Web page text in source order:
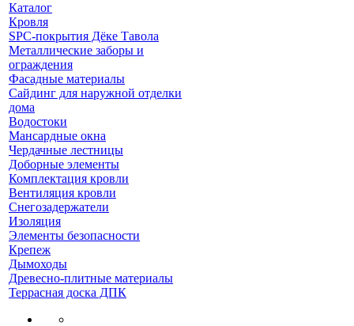
Каталог
Кровля
SPC-покрытия Дёке Тавола
Металлические заборы и
ограждения
Фасадные материалы
Сайдинг для наружной отделки
дома
Водостоки
Мансардные окна
Чердачные лестницы
Доборные элементы
Комплектация кровли
Вентиляция кровли
Снегозадержатели
Изоляция
Элементы безопасности
Крепеж
Дымоходы
Древесно-плитные материалы
Террасная доска ДПК